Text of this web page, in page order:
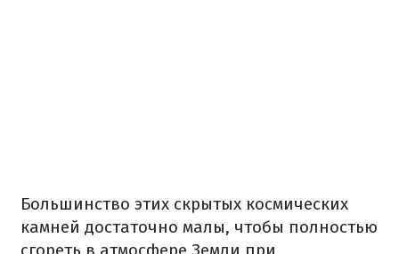
Большинство этих скрытых космических
камней достаточно малы, чтобы полностью